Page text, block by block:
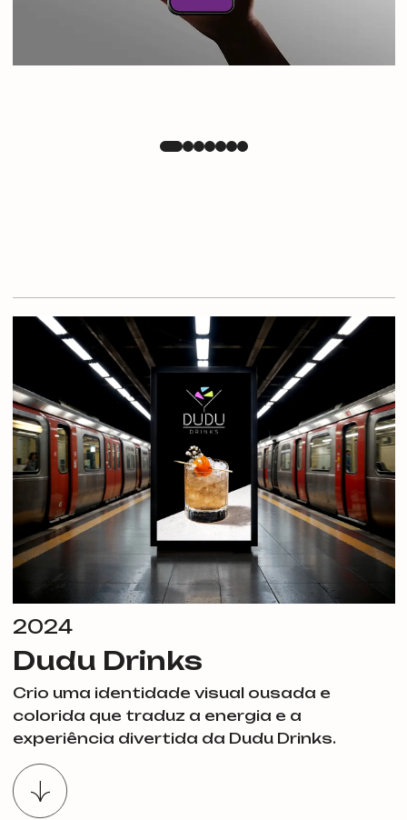
2024
Dudu Drinks
Crio uma identidade visual ousada e
colorida que traduz a energia e a
experiência divertida da Dudu Drinks.